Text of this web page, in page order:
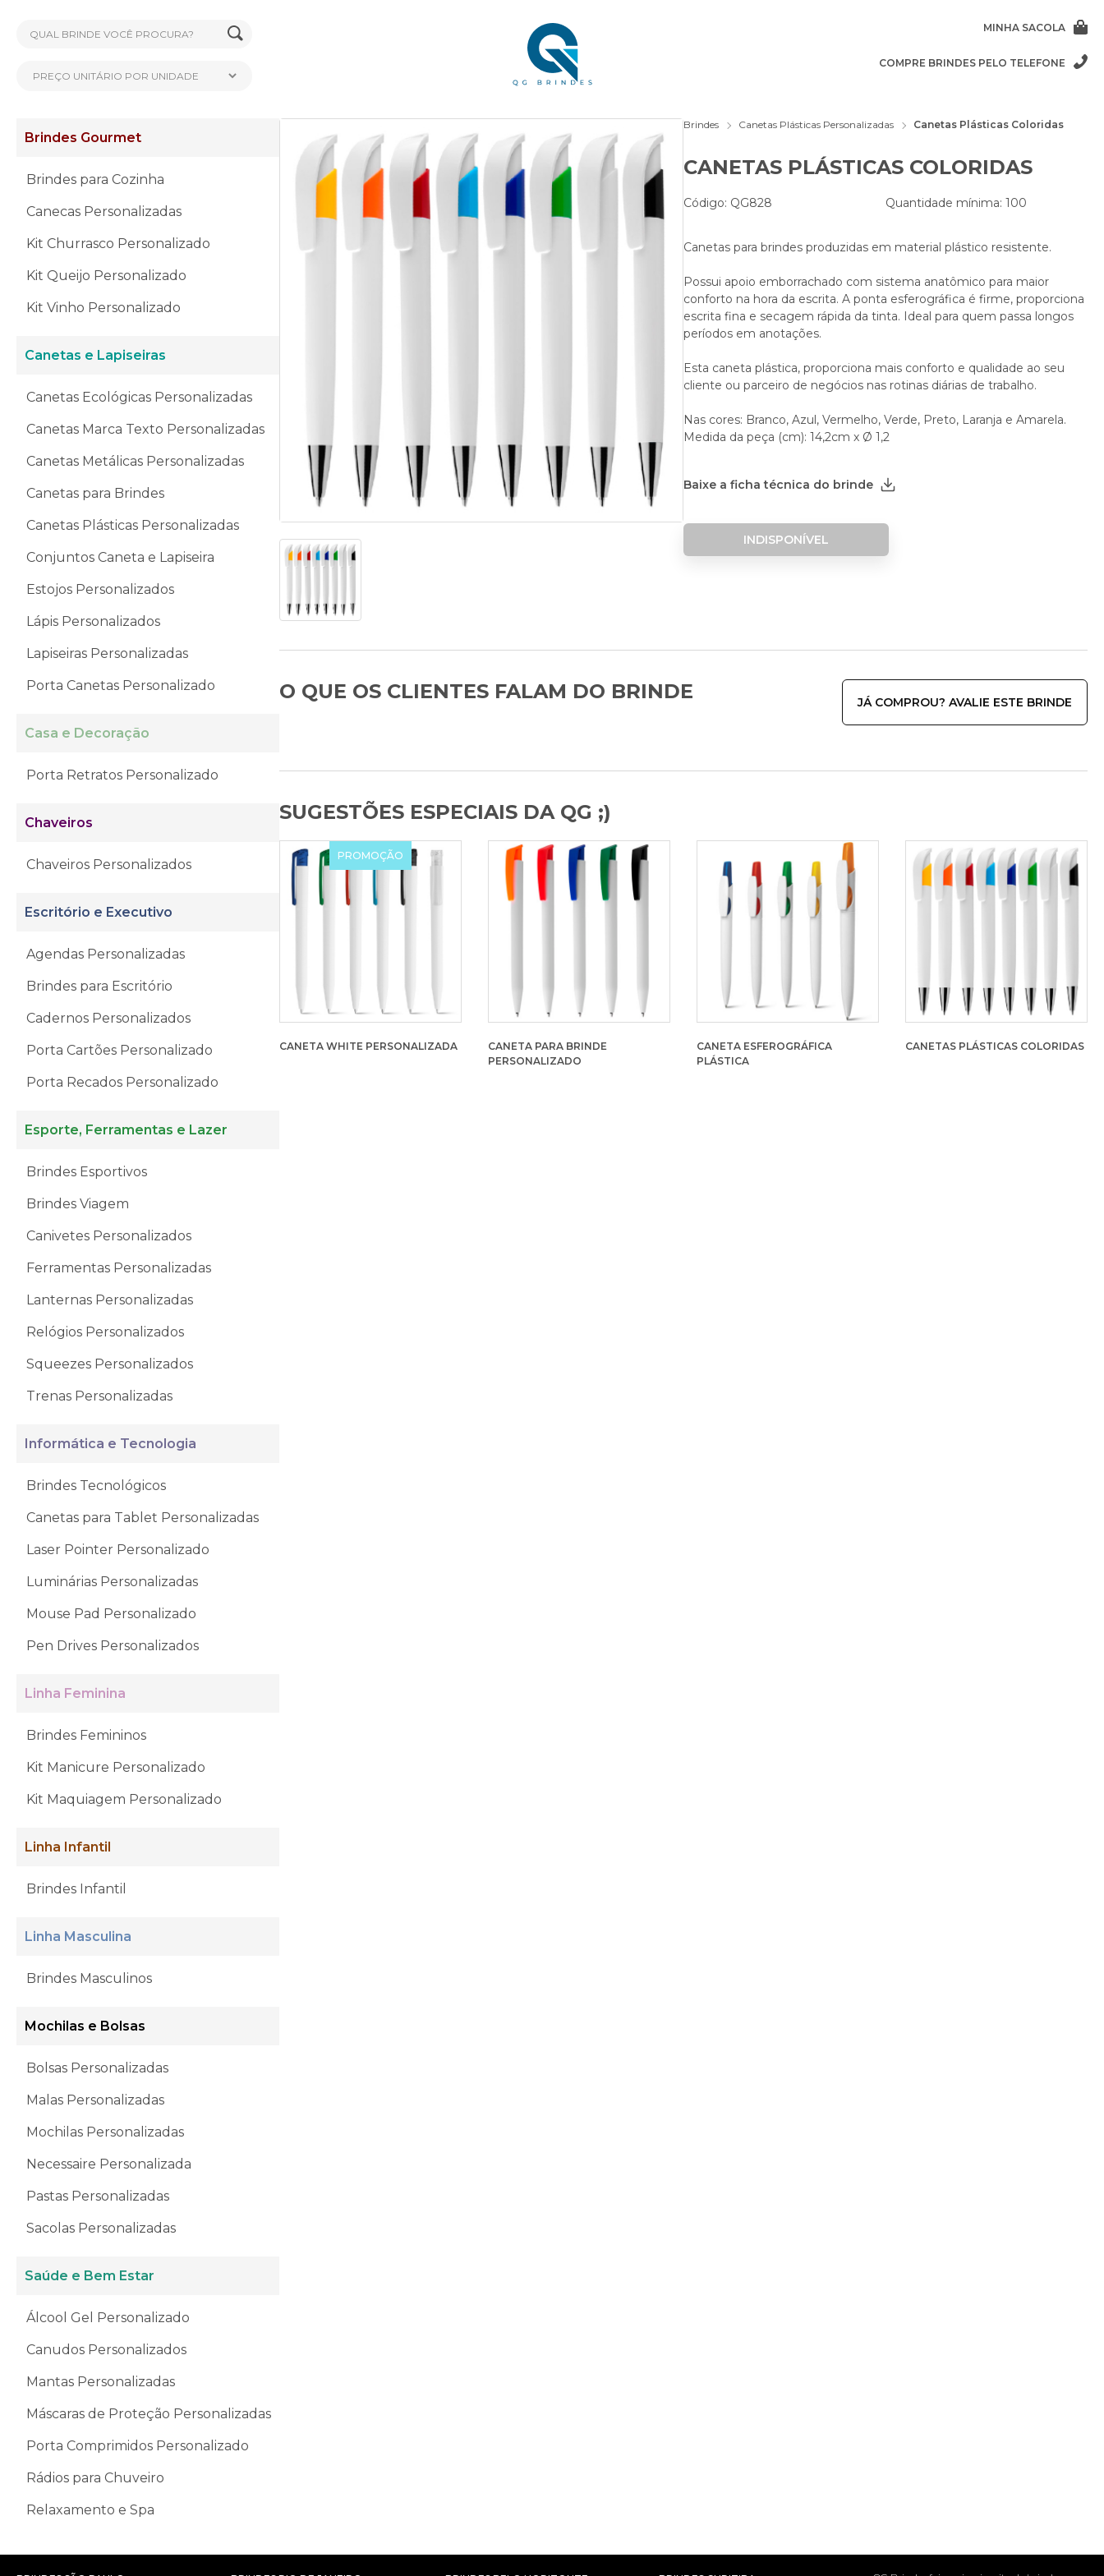
MINHA SACOLA
COMPRE BRINDES PELO TELEFONE
Brindes Gourmet
Brindes para Cozinha
Canecas Personalizadas
Kit Churrasco Personalizado
Kit Queijo Personalizado
Kit Vinho Personalizado
Canetas e Lapiseiras
Canetas Ecológicas Personalizadas
Canetas Marca Texto Personalizadas
Canetas Metálicas Personalizadas
Canetas para Brindes
Canetas Plásticas Personalizadas
Conjuntos Caneta e Lapiseira
Estojos Personalizados
Lápis Personalizados
Lapiseiras Personalizadas
Porta Canetas Personalizado
Casa e Decoração
Porta Retratos Personalizado
Chaveiros
Chaveiros Personalizados
Escritório e Executivo
Agendas Personalizadas
Brindes para Escritório
Cadernos Personalizados
Porta Cartões Personalizado
Porta Recados Personalizado
Esporte, Ferramentas e Lazer
Brindes Esportivos
Brindes Viagem
Canivetes Personalizados
Ferramentas Personalizadas
Lanternas Personalizadas
Relógios Personalizados
Squeezes Personalizados
Trenas Personalizadas
Informática e Tecnologia
Brindes Tecnológicos
Canetas para Tablet Personalizadas
Laser Pointer Personalizado
Luminárias Personalizadas
Mouse Pad Personalizado
Pen Drives Personalizados
Linha Feminina
Brindes Femininos
Kit Manicure Personalizado
Kit Maquiagem Personalizado
Linha Infantil
Brindes Infantil
Linha Masculina
Brindes Masculinos
Mochilas e Bolsas
Bolsas Personalizadas
Malas Personalizadas
Mochilas Personalizadas
Necessaire Personalizada
Pastas Personalizadas
Sacolas Personalizadas
Saúde e Bem Estar
Álcool Gel Personalizado
Canudos Personalizados
Mantas Personalizadas
Máscaras de Proteção Personalizadas
Porta Comprimidos Personalizado
Rádios para Chuveiro
Relaxamento e Spa
Brindes Canetas Plásticas Personalizadas Canetas Plásticas Coloridas
CANETAS PLÁSTICAS COLORIDAS
Código: QG828 Quantidade mínima: 100
Canetas para brindes produzidas em material plástico resistente.
Possui apoio emborrachado com sistema anatômico para maior
conforto na hora da escrita. A ponta esferográfica é firme, proporciona
escrita fina e secagem rápida da tinta. Ideal para quem passa longos
períodos em anotações.
Esta caneta plástica, proporciona mais conforto e qualidade ao seu
cliente ou parceiro de negócios nas rotinas diárias de trabalho.
Nas cores: Branco, Azul, Vermelho, Verde, Preto, Laranja e Amarela.
Medida da peça (cm): 14,2cm x Ø 1,2
Baixe a ficha técnica do brinde
INDISPONÍVEL
O QUE OS CLIENTES FALAM DO BRINDE JÁ COMPROU? AVALIE ESTE BRINDE
SUGESTÕES ESPECIAIS DA QG ;)
PROMOÇÃO
CANETA WHITE PERSONALIZADA
CANETA PARA BRINDE
PERSONALIZADO
CANETA ESFEROGRÁFICA
PLÁSTICA
CANETAS PLÁSTICAS COLORIDAS